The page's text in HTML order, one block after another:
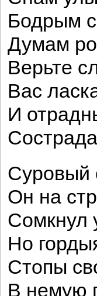
Бодрым
Думам
Верьте
Вас
И
Суровый
Он на
Сомкнул
Но
Стопы
В немую